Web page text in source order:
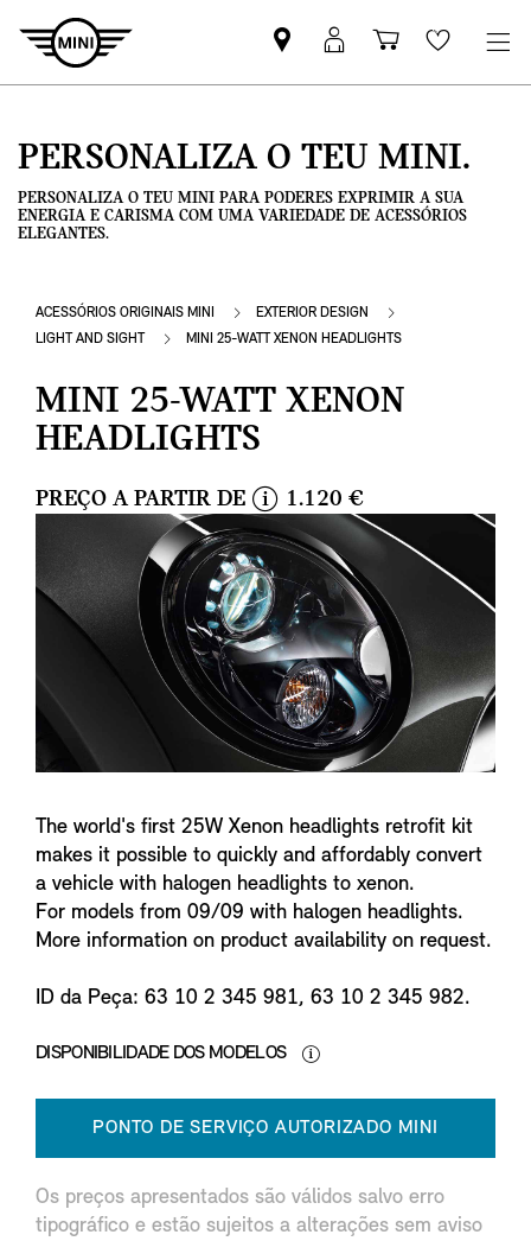
Pesquisar
parceiro
Iniciar
sessão
Carrinho
de
Wishlist
PERSONALIZA O TEU MINI.
PERSONALIZA O TEU MINI PARA PODERES EXPRIMIR A SUA
ENERGIA E CARISMA COM UMA VARIEDADE DE ACESSÓRIOS
ELEGANTES.
ACESSÓRIOS ORIGINAIS MINI
EXTERIOR DESIGN
LIGHT AND SIGHT
MINI 25-WATT XENON HEADLIGHTS
MINI 25-WATT XENON
HEADLIGHTS
PREÇO A PARTIR DE
i
n
f
o
1.120 €
The world's first 25W Xenon headlights retrofit kit
makes it possible to quickly and affordably convert
a vehicle with halogen headlights to xenon.
For models from 09/09 with halogen headlights.
More information on product availability on request.
ID da Peça: 63 10 2 345 981, 63 10 2 345 982.
DISPONIBILIDADE DOS MODELOS
PONTO DE SERVIÇO AUTORIZADO MINI
Os preços apresentados são válidos salvo erro
tipográfico e estão sujeitos a alterações sem aviso